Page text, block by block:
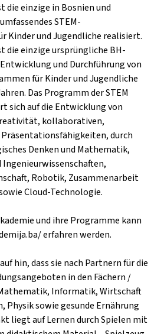
die einzige in Bosnien und
STEM-
Kinder und Jugendliche realisiert.
die einzige ursprüngliche BH-
und Durchführung von
für Kinder und Jugendliche
Das Programm der STEM
sich auf die Entwicklung von
kollaborativen,
durch
Denken und Mathematik,
Robotik, Zusammenarbeit
Cloud-Technologie.
und ihre Programme kann
erfahren werden.
hin, dass sie nach Partnern für die
in den Fächern /
Informatik, Wirtschaft
Physik sowie gesunde Ernährung
liegt auf Lernen durch Spielen mit